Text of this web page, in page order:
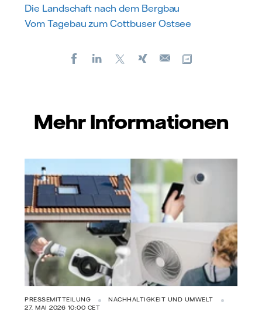
Die Landschaft nach dem Bergbau
Vom Tagebau zum Cottbuser Ostsee
FacebookLinkedIn Xing
E-
Mehr Informationen
PRESSEMITTEILUNG
NACHHALTIGKEIT UND UMWELT
27. MAI 2026 10:00 CET